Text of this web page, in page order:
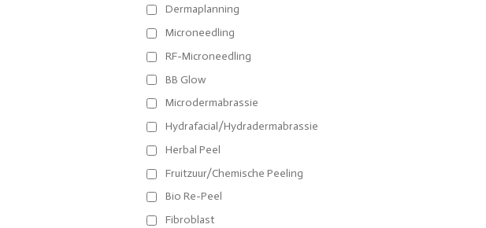
Dermaplanning
Microneedling
RF-Microneedling
BB Glow
Microdermabrassie
Hydrafacial/Hydradermabrassie
Herbal Peel
Fruitzuur/Chemische Peeling
Bio Re-Peel
Fibroblast